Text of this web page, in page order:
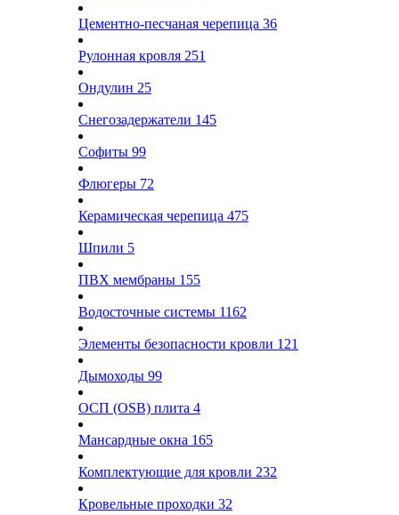
Цементно-песчаная черепица 36
Рулонная кровля 251
Ондулин 25
Снегозадержатели 145
Софиты 99
Флюгеры 72
Керамическая черепица 475
Шпили 5
ПВХ мембраны 155
Водосточные системы 1162
Элементы безопасности кровли 121
Дымоходы 99
ОСП (OSB) плита 4
Мансардные окна 165
Комплектующие для кровли 232
Кровельные проходки 32